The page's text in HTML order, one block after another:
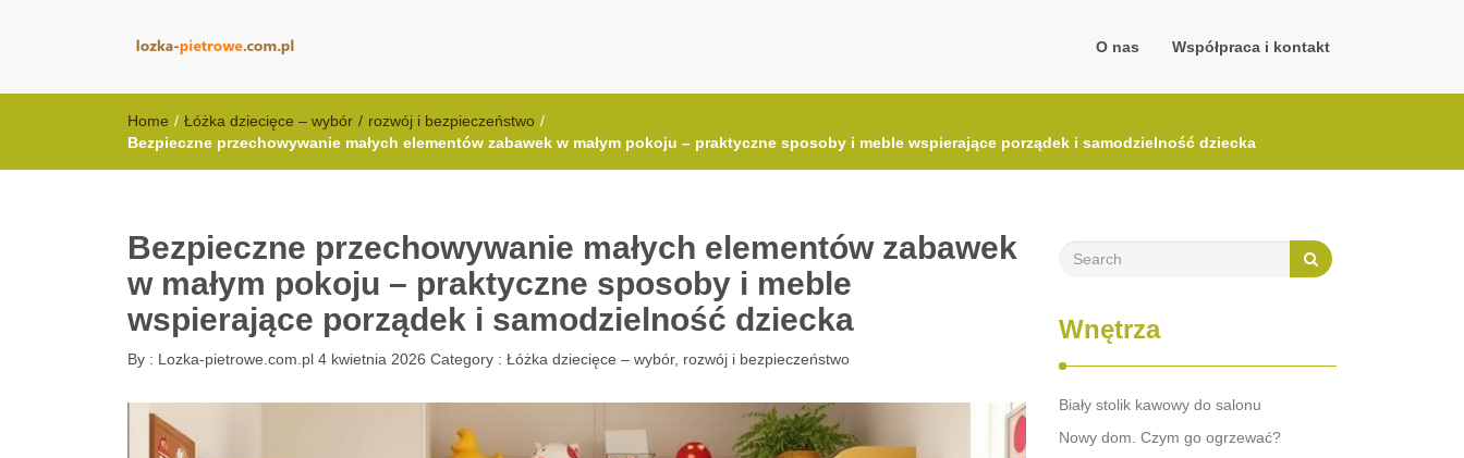
O nas Współpraca i kontakt
Home / Łóżka dziecięce – wybór / rozwój i bezpieczeństwo /
Bezpieczne przechowywanie małych elementów zabawek w małym pokoju – praktyczne sposoby i meble wspierające porządek i samodzielność dziecka
Bezpieczne przechowywanie małych elementów zabawek
w małym pokoju – praktyczne sposoby i meble
wspierające porządek i samodzielność dziecka
By : Lozka-pietrowe.com.pl 4 kwietnia 2026 Category : Łóżka dziecięce – wybór, rozwój i bezpieczeństwo
Wnętrza
Biały stolik kawowy do salonu
Nowy dom. Czym go ogrzewać?